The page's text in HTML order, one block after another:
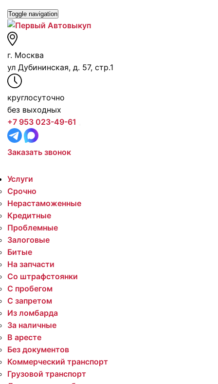
Toggle navigation
г. Москва
ул Дубининская, д. 57, стр.1
круглосуточно
без выходных
+7 953 023-49-61
Заказать звонок
Услуги
Срочно
Нерастаможенные
Кредитные
Проблемные
Залоговые
Битые
На запчасти
Со штрафстоянки
С пробегом
С запретом
Из ломбарда
За наличные
В аресте
Без документов
Коммерческий транспорт
Грузовой транспорт